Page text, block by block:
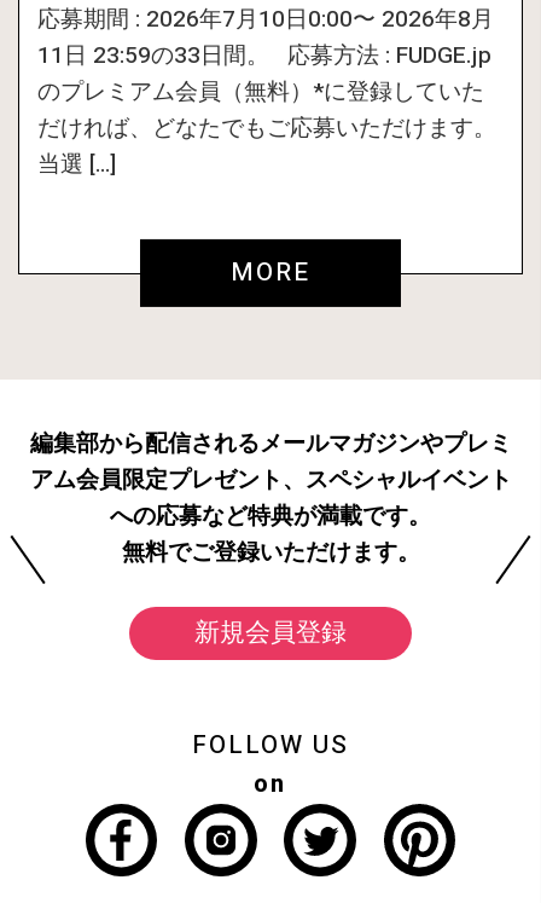
応募期間 : 2026年7月10日0:00〜 2026年8月
11日 23:59の33日間。 応募方法 : FUDGE.jp
のプレミアム会員（無料）*に登録していた
だければ、どなたでもご応募いただけます。
当選 […]
MORE
編集部から配信されるメールマガジンやプレミ
アム会員限定プレゼント、スペシャルイベント
への応募など特典が満載です。
無料でご登録いただけます。
新規会員登録
FOLLOW US
on